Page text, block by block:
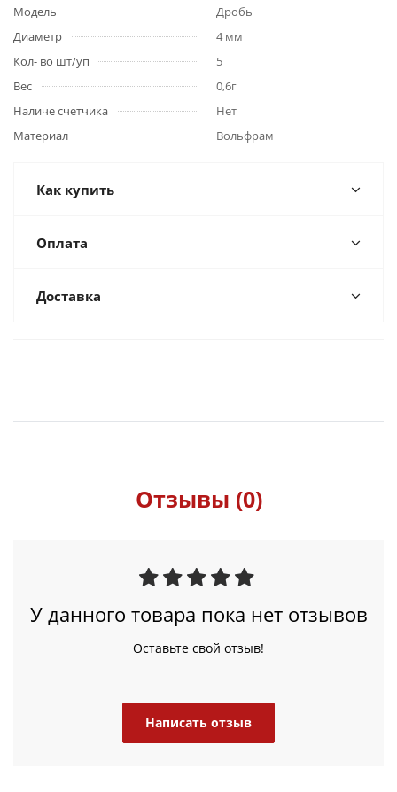
Модель
Дробь
Диаметр
4 мм
Кол- во шт/уп
5
Вес
0,6г
Наличе счетчика
Нет
Материал
Вольфрам
Как купить
Оплата
Доставка
Отзывы (0)
У данного товара пока нет отзывов
Оставьте свой отзыв!
Написать отзыв